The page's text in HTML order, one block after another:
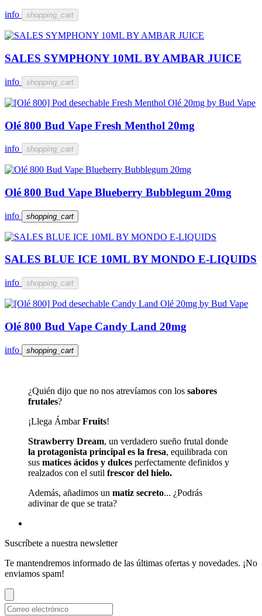
info shopping_cart
SALES SYMPHONY 10ML BY AMBAR JUICE
info shopping_cart
Olé 800 Bud Vape Fresh Menthol 20mg
info shopping_cart
Olé 800 Bud Vape Blueberry Bubblegum 20mg
info shopping_cart
SALES BLUE ICE 10ML BY MONDO E-LIQUIDS
info shopping_cart
Olé 800 Bud Vape Candy Land 20mg
info shopping_cart
¿Quién dijo que no nos atrevíamos con los sabores
frutales?
¡Llega ÁmbarFruits!
Strawberry Dream, un verdadero sueño frutal donde
la protagonista principal es la fresa, equilibrada con
sus matices ácidos y dulces perfectamente definidos y
realzados con el sutil frescor del hielo.
Además, añadimos un matiz secreto... ¿Podrás
adivinar de que se trata?
Suscríbete a nuestra newsletter
Te mantendremos informado de las últimas ofertas y novedades. ¡No
enviamos spam!